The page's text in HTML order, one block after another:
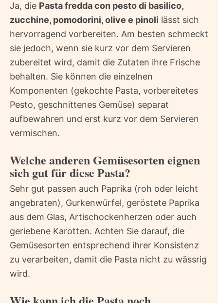
Ja, die Pasta fredda con pesto di basilico,
zucchine, pomodorini, olive e pinoli lässt sich
hervorragend vorbereiten. Am besten schmeckt
sie jedoch, wenn sie kurz vor dem Servieren
zubereitet wird, damit die Zutaten ihre Frische
behalten. Sie können die einzelnen
Komponenten (gekochte Pasta, vorbereitetes
Pesto, geschnittenes Gemüse) separat
aufbewahren und erst kurz vor dem Servieren
vermischen.
Welche anderen Gemüsesorten eignen
sich gut für diese Pasta?
Sehr gut passen auch Paprika (roh oder leicht
angebraten), Gurkenwürfel, geröstete Paprika
aus dem Glas, Artischockenherzen oder auch
geriebene Karotten. Achten Sie darauf, die
Gemüsesorten entsprechend ihrer Konsistenz
zu verarbeiten, damit die Pasta nicht zu wässrig
wird.